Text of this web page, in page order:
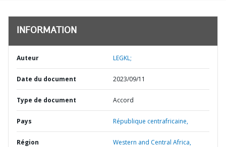
INFORMATION
Auteur LEGKL;
Date du document 2023/09/11
Type de document Accord
Pays République centrafricaine,
Région Western and Central Africa,